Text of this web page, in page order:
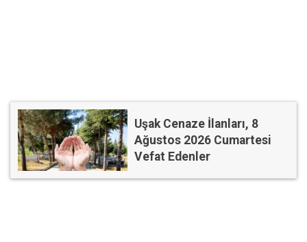
Uşak Cenaze İlanları, 8
Ağustos 2026 Cumartesi
Vefat Edenler